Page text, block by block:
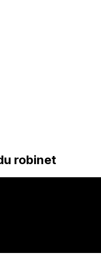
robinet